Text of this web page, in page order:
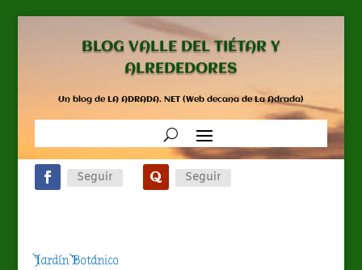
BLOG VALLE DEL TIÉTAR Y
ALREDEDORES
Un blog de LA ADRADA. NET (Web decana de La Adrada)
Seguir Seguir
Jardín Botánico